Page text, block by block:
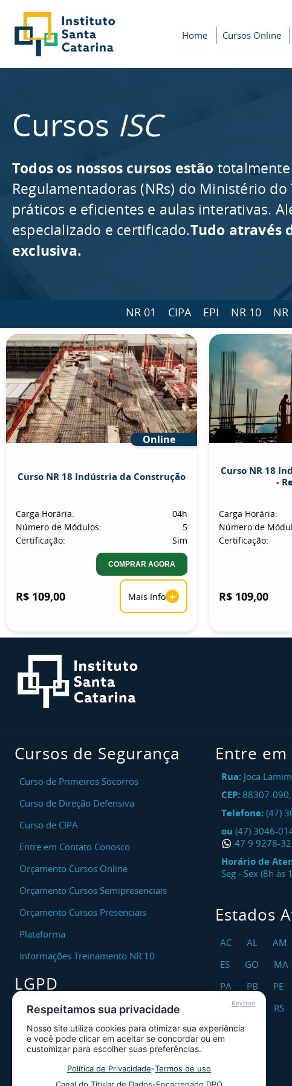
Home Cursos Online
Cursos ISC
Todos os nossos cursos estão
Regulamentadoras (NRs) do Ministério
práticos e eficientes e aulas interativas.
especializado e certificado.Tudo através
exclusiva.
NR 01 CIPA EPI NR 10 NR
Online
Curso NR 18 Indústria da Construção
Carga Horária:
04h
Número de Módulos:
5
Certificação:
Sim
COMPRAR AGORA
R$ 109,00 Mais Info +
Curso NR 18
-
Carga Horária:
Número de
Certificação:
R$ 109,00
Cursos de Segurança
Curso de Primeiros Socorros
Curso de Direção Defensiva
Curso de CIPA
Entre em Contato Conosco
Orçamento Cursos Online
Orçamento Cursos Semipresenciais
Orçamento Cursos Presenciais
Plataforma
Informações Treinamento NR 10
LGPD
Encarregado DPO
Canal de Atendimento ao Titular dos
Dados
Política de Privacidade
Entre
Rua: Joca
CEP: 88307-090,
Telefone: (47)
ou (47) 3046-
47 9 9278-
Horário de
Seg - Sex (8h
Estados
AC AL AM
ES
GO MA
PA
PB PE
RO
RR RS
TO
Keytron
Respeitamos sua privacidade
Nosso site utiliza cookies para otimizar sua experiência
e você pode clicar em aceitar se concordar ou em
customizar para escolher suas preferências.
Política de Privacidade-Termos de uso